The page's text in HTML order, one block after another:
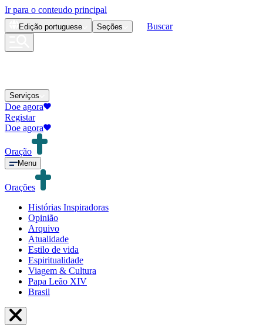
Ir para o conteudo principal
Edição portuguese Seções Buscar
Serviços
Doe agora
Registar
Doe agora
Oração
Menu
Orações
Histórias Inspiradoras
Opinião
Arquivo
Atualidade
Estilo de vida
Espiritualidade
Viagem & Cultura
Papa Leão XIV
Brasil